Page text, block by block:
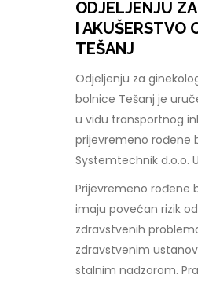
ODJELJENJU
I AKUŠERSTVO
TEŠANJ
Odjeljenju za
bolnice Tešanj je
u vidu transportnog
prijevremeno rođene
Systemtechnik d.o.o.
Prijevremeno rođene
imaju povećan rizik
zdravstvenih
zdravstvenim
stalnim nadzorom.